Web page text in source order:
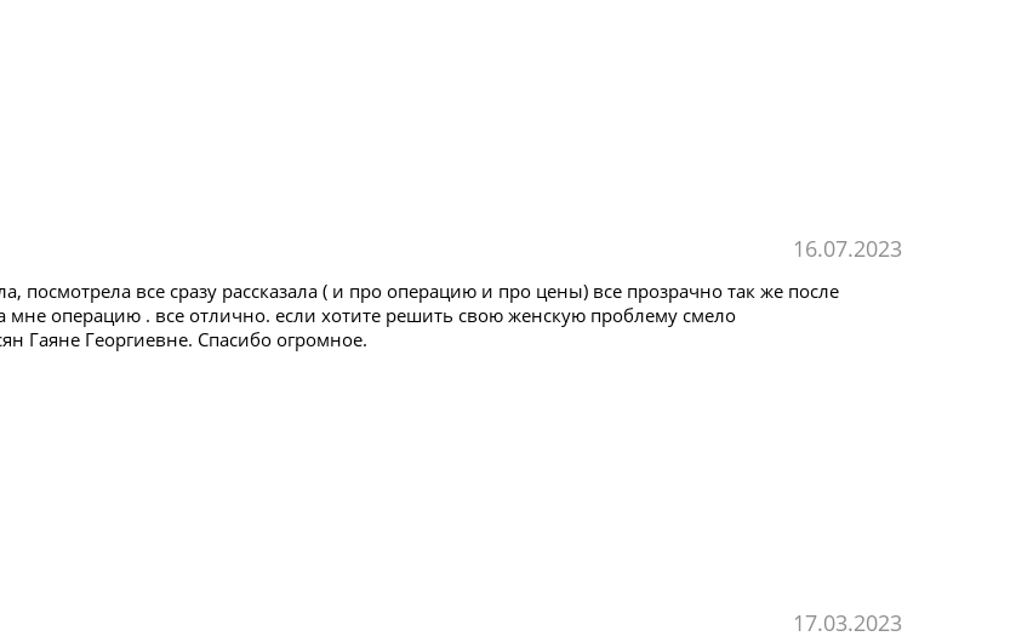
16.07.2023
посмотрела все сразу рассказала ( и про операцию и про цены) все прозрачно так же после
мне операцию . все отлично. если хотите решить свою женскую проблему смело
Гаяне Георгиевне. Спасибо огромное.
17.03.2023